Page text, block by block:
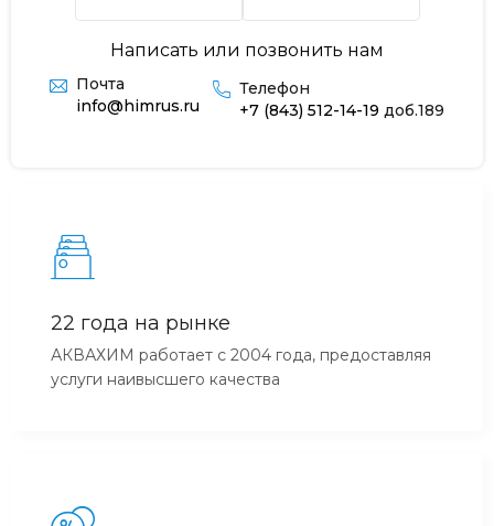
Написать или позвонить нам
Почта
info@himrus.ru
Телефон
+7 (843) 512-14-19 доб.189
22 года на рынке
АКВАХИМ работает с 2004 года, предоставляя
услуги наивысшего качества